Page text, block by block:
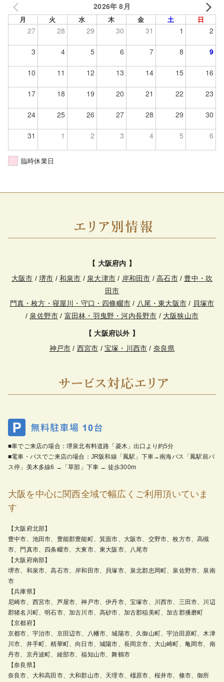
2026年 8月
月 火 水 木 金 土 日
27 28 29 30 31 1 2
3 4 5 6 7 8 9
10 11 12 13 14 15 16
17 18 19 20 21 22 23
24 25 26 27 28 29 30
31 1 2 3 4 5 6
臨時休業日
【 大阪府内 】
大阪市 /堺市 /和泉市 / 泉大津市 / 岸和田市 /高石市/ 豊中・吹
田市
門真・枚方・寝屋川・守口・四條畷市 / 八尾・東大阪市 / 貝塚市
/ 泉佐野市 / 富田林・羽曳野・河内長野市 / 大阪狭山市
【 大阪府以外 】
神戸市 / 西宮市 / 宝塚・川西市 / 奈良県
■車でご来店の場合：堺泉北有料道路「菱木」出口より約5分
■電車・バスでご来店の場合：JR阪和線「鳳駅」下車→南海バス「鳳駅前バ
ス停」美木多線6 →「草部」下車 → 徒歩300m
大阪を中心に関西全域で幅広くご利用頂いていま
す
【大阪府北部】
豊中市、池田市、豊能郡豊能町、箕面市、大阪市、交野市、枚方市、高槻
市、門真市、四条畷市、大東市、東大阪市、八尾市
【大阪府南部】
堺市、和泉市、高石市、岸和田市、貝塚市、泉北郡忠岡町、泉佐野市、泉南
市
【兵庫県】
尼崎市、西宮市、芦屋市、神戸市、伊丹市、宝塚市、川西市、三田市、川辺
郡猪名川町、明石市、加古川市、高砂市、加古郡稲美町、加古郡播磨町
【京都府】
京都市、宇治市、京田辺市、八幡市、城陽市、久御山町、宇治田原町、木津
川市、井手町、精華町、向日市、城陽市、長岡京市、大山崎町、亀岡市、南
丹市、京丹波町、綾部市、福知山市、舞鶴市
【奈良県】
奈良市、大和高田市、大和郡山市、天理市、橿原市、桜井市、條市、御所